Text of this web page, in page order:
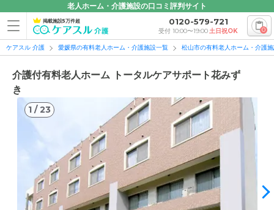
老人ホーム・介護施設の口コミ評判サイト
掲載施設5万件超 0120-579-721
受付 10:00〜19:00土日祝OK 0
ケアスル 介護 愛媛県の有料老人ホーム・介護施設一覧 松山市の有料老人ホーム・介護
介護付有料老人ホーム トータルケアサポート花みず
き
1 /23